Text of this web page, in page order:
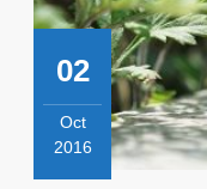
02
Oct
2016